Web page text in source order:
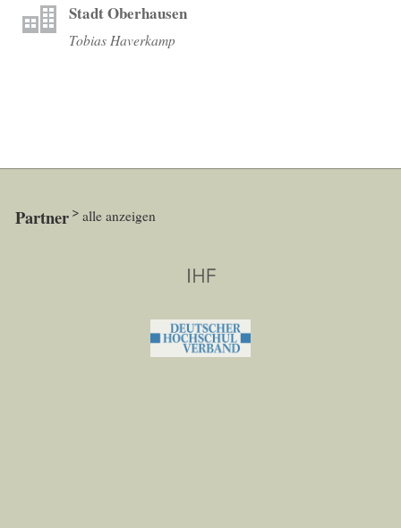
Stadt Oberhausen
Tobias Haverkamp
Partner alle anzeigen